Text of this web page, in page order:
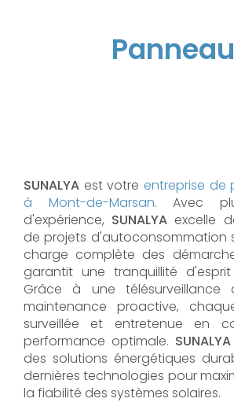
SUNALYA est votre entreprise de
à Mont-de-Marsan. Avec
d'expérience, SUNALYA excelle
de projets d'autoconsommation
charge complète des
garantit une tranquillité
Grâce à une
maintenance proactive,
surveillée et entretenue en
performance optimale. SUNALYA
des solutions énergétiques
dernières technologies pour
la fiabilité des systèmes solaires.